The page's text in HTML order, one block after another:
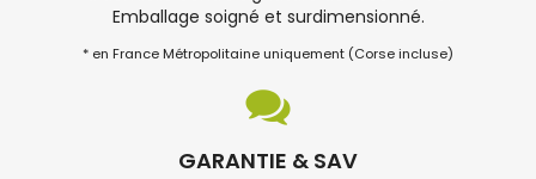
Emballage soigné et surdimensionné.
* en France Métropolitaine uniquement (Corse incluse)
GARANTIE & SAV